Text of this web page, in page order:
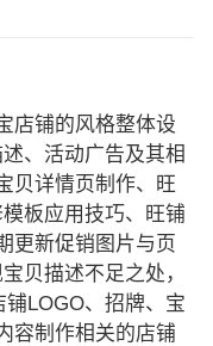
店铺的风格整体设
、活动广告及其相
贝详情页制作、旺
板应用技巧、旺铺
更新促销图片与页
贝描述不足之处，
铺LOGO、招牌、宝
容制作相关的店铺